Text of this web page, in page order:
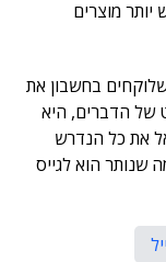
מוצרים
שלוקחים בחשבון את
של הדברים, היא
את כל הנדרש
שנותר הוא לגייס